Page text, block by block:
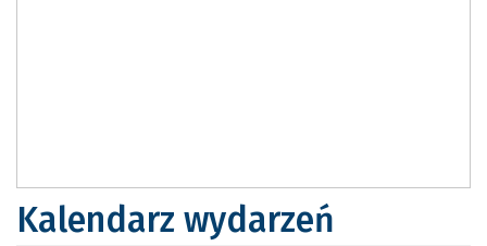
Kalendarz wydarzeń